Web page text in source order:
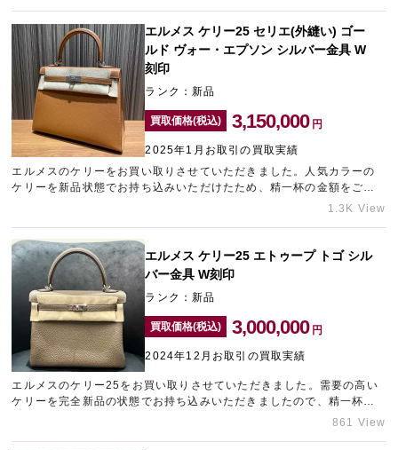
エルメス ケリー25 セリエ(外縫い) ゴー
ルド ヴォー・エプソン シルバー金具 W
刻印
ランク：新品
買取価格(税込) 3,150,000 円
2025年1月お取引の買取実績
エルメスのケリーをお買い取りさせていただきました。人気カラーの
ケリーを新品状態でお持ち込みいただけたため、精一杯の金額をご提
示させていただきました。エルメスの高価買取は、なんばにあるブラ
1.3K View
エルメス ケリー25 エトゥープ トゴ シル
バー金具 W刻印
ランク：新品
買取価格(税込) 3,000,000 円
2024年12月お取引の買取実績
エルメスのケリー25をお買い取りさせていただきました。需要の高い
ケリーを完全新品の状態でお持ち込みいただきましたので、精一杯の
金額提示をさせていただきました。エルメスのカラーバリエーション
861 View